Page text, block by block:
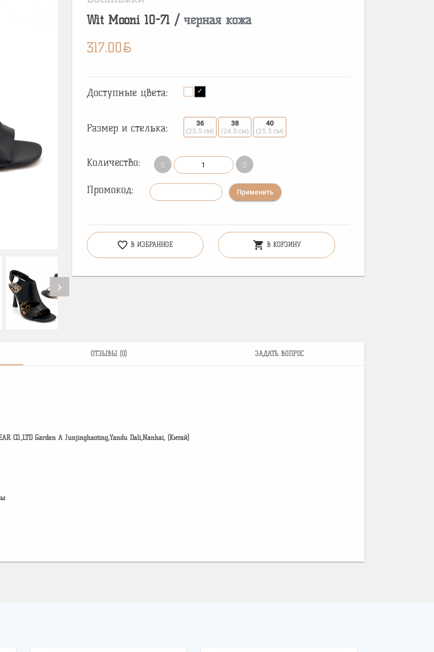
chevron_right
Wit Mooni 10-71 / черная кожа
317.00BYN
Доступные цвета:
Размер и стелька:
36
(23.5 см)
38
(24.5 см)
40
(25.5 см)
Количество:
Промокод: Применить
favorite_border В ИЗБРАННОЕ shopping_cart В КОРЗИНУ
ОТЗЫВЫ (0) ЗАДАТЬ ВОПРОС
CO.,LTD Garden A Junjinghaoting,Yandu Dali,Nanhai, (Китай)